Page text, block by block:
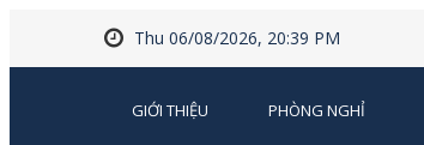
Thu 06/08/2026, 20:39 PM
GIỚI THIỆU PHÒNG NGHỈ